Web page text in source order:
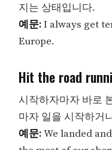
지는 상태입니다.
예문:I always get
Europe.
Hit the road
시작하자마자 바로
마자 일을 시작하거
예문:We landed